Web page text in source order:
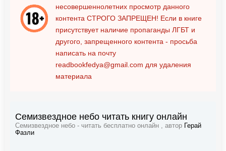
несовершеннолетних просмотр данного
контента СТРОГО ЗАПРЕЩЕН! Если в книге
присутствует наличие пропаганды ЛГБТ и
другого, запрещенного контента - просьба
написать на почту
readbookfedya@gmail.com для удаления
материала
Семизвездное небо читать книгу онлайн
Семизвездное небо - читать бесплатно онлайн , автор
Герай
Фазли